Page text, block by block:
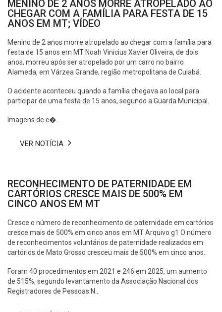
MENINO DE 2 ANOS MORRE ATROPELADO AO
CHEGAR COM A FAMÍLIA PARA FESTA DE 15
ANOS EM MT; VÍDEO
Menino de 2 anos morre atropelado ao chegar com a família para
festa de 15 anos em MT Noah Vinicius Xavier Oliveira, de dois
anos, morreu após ser atropelado por um carro no bairro
Alameda, em Várzea Grande, região metropolitana de Cuiabá.
O acidente aconteceu quando a família chegava ao local para
participar de uma festa de 15 anos, segundo a Guarda Municipal.
Imagens de c�...
VER NOTÍCIA
RECONHECIMENTO DE PATERNIDADE EM
CARTÓRIOS CRESCE MAIS DE 500% EM
CINCO ANOS EM MT
Cresce o número de reconhecimento de paternidade em cartórios
cresce mais de 500% em cinco anos em MT Arquivo g1 O número
de reconhecimentos voluntários de paternidade realizados em
cartórios de Mato Grosso cresceu mais de 500% em cinco anos.
Foram 40 procedimentos em 2021 e 246 em 2025, um aumento
de 515%, segundo levantamento da Associação Nacional dos
Registradores de Pessoas N...